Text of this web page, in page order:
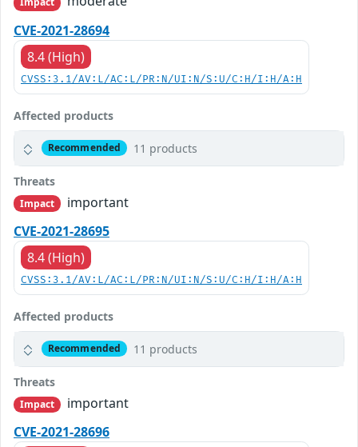
CVE-2021-28694
8.4 (High)
CVSS:3.1/AV:L/AC:L/PR:N/UI:N/S:U/C:H/I:H/A:H
Affected products
Recommended 11 products
Threats
Impact
important
CVE-2021-28695
8.4 (High)
CVSS:3.1/AV:L/AC:L/PR:N/UI:N/S:U/C:H/I:H/A:H
Affected products
Recommended 11 products
Threats
Impact
important
CVE-2021-28696